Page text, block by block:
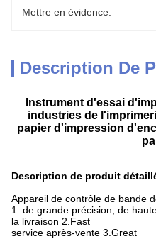
Mettre en évidence:
Description De
Instrument d'essai
industries de
papier d'impression
Description de produit
Appareil de contrôle de bande
1. de grande précision, de
la livraison 2.Fast
service après-vente 3.Great